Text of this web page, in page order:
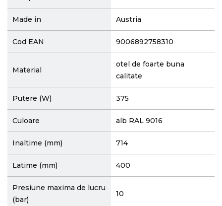
Made in Austria
Cod EAN 9006892758310
Material
otel de foarte buna
calitate
Putere (W) 375
Culoare alb RAL 9016
Inaltime (mm) 714
Latime (mm) 400
Presiune maxima de lucru
(bar)
10